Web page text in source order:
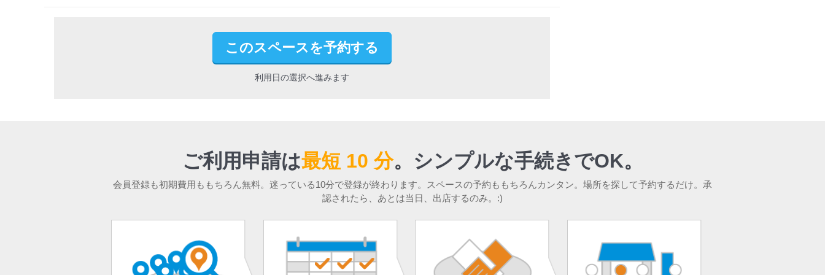
このスペースを予約する
利用日の選択へ進みます
ご利用申請は最短 10 分。 シンプルな手続きでOK。
会員登録も初期費用ももちろん無料。迷っている10分で登録が終わります。スペースの予約ももちろんカンタン。場所を探して予約するだけ。承
認されたら、あとは当日、出店するのみ。:)